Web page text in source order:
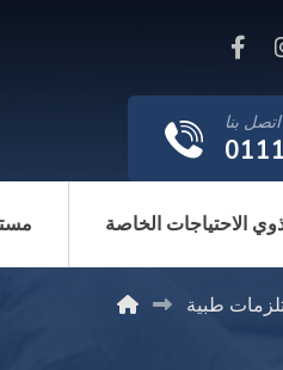
اتصل بنا
الاحتياجات الخاصة
طبية